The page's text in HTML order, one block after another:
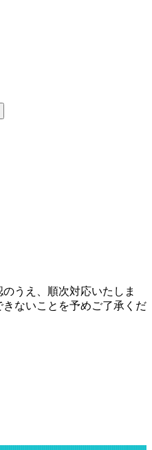
うえ、順次対応いたしま
ないことを予めご了承くだ